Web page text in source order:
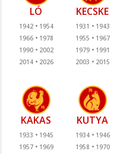
LÓ
1942
1954
1966
1978
1990
2002
2014
2026
KECSKE
1931
1943
1955
1967
1979
1991
2003
2015
KAKAS
1933
1945
1957
1969
KUTYA
1934
1946
1958
1970